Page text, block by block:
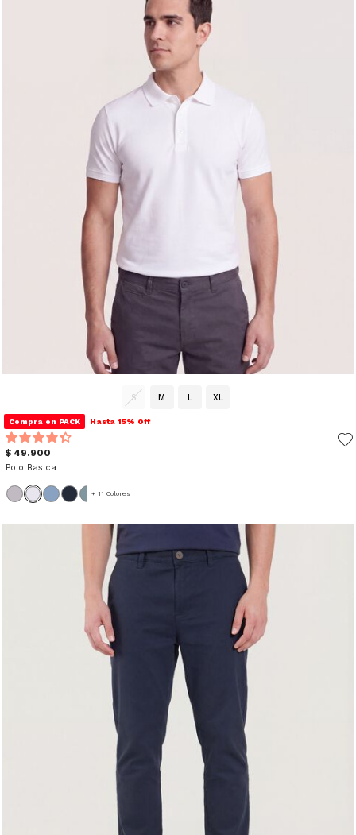
S M L XL
Compra en PACK Hasta 15% Off
$ 49.900
Polo Basica
+ 11 Colores